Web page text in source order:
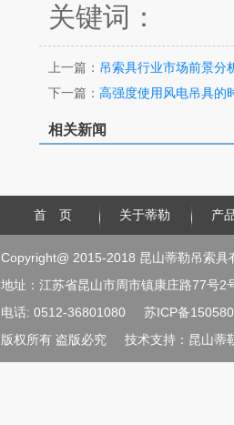
关键词：
上一篇： 吊索具行业市场前景分
下一篇： 高强度使用风电吊具的
相关新闻
首 页 关于蒂勒 产
Copyright@ 2015-2018 昆山蒂勒吊索具
地址：江苏省昆山市周市镇康庄路77号2
电话: 0512-36801080
苏ICP备
版权所有 盗版必究
技术支持： 昆山蒂